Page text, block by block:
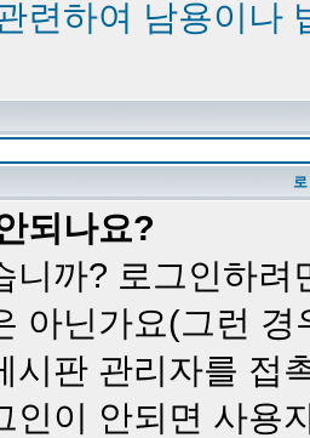
련하여 남용이나
되나요?
니까? 로그인하
아닌가요(그런
시판 관리자를 접
인이 안되면 사용